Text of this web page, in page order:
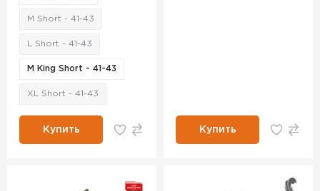
M Short - 41-43
L Short - 41-43
M King Short - 41-43
XL Short - 41-43
Купить Купить